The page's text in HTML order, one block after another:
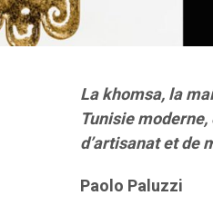
La khomsa, la
Tunisie
d’artisanat et de
Paolo Paluzzi